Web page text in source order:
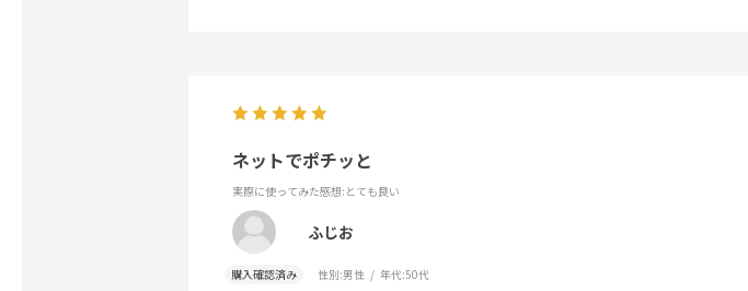
ネットでポチッと
実際に使ってみた感想:とても良い
ふじお
購入確認済み 性別:男性 年代:50代